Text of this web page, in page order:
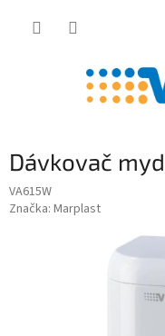
Dávkovač
VA615W
Značka: Marplast